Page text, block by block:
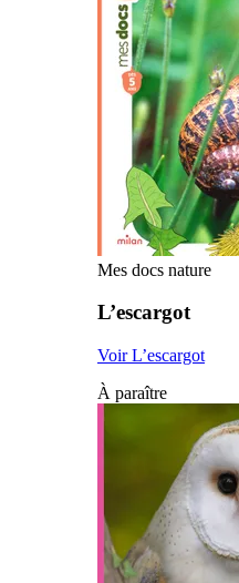
Mes docs nature
L’escargot
Voir L’escargot
À paraître